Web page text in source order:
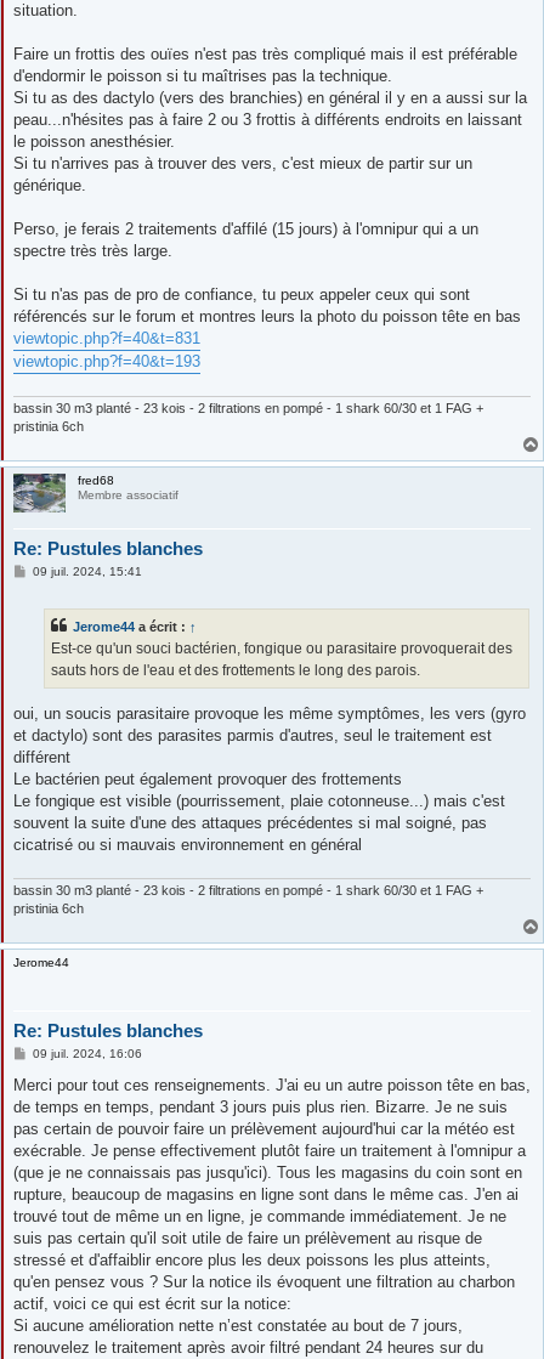
situation.
Faire un frottis des ouïes n'est pas très compliqué mais il est préférable
d'endormir le poisson si tu maîtrises pas la technique.
Si tu as des dactylo (vers des branchies) en général il y en a aussi sur la
peau...n'hésites pas à faire 2 ou 3 frottis à différents endroits en laissant
le poisson anesthésier.
Si tu n'arrives pas à trouver des vers, c'est mieux de partir sur un
générique.
Perso, je ferais 2 traitements d'affilé (15 jours) à l'omnipur qui a un
spectre très très large.
Si tu n'as pas de pro de confiance, tu peux appeler ceux qui sont
référencés sur le forum et montres leurs la photo du poisson tête en bas
viewtopic.php?f=40&t=831
viewtopic.php?f=40&t=193
bassin 30 m3 planté - 23 kois - 2 filtrations en pompé - 1 shark 60/30 et 1 FAG +
pristinia 6ch
fred68
Membre associatif
Re: Pustules blanches
M09 juil. 2024, 15:41
Jerome44 a écrit : ↑
Est-ce qu'un souci bactérien, fongique ou parasitaire provoquerait des
sauts hors de l'eau et des frottements le long des parois.
oui, un soucis parasitaire provoque les même symptômes, les vers (gyro
et dactylo) sont des parasites parmis d'autres, seul le traitement est
différent
Le bactérien peut également provoquer des frottements
Le fongique est visible (pourrissement, plaie cotonneuse...) mais c'est
souvent la suite d'une des attaques précédentes si mal soigné, pas
cicatrisé ou si mauvais environnement en général
bassin 30 m3 planté - 23 kois - 2 filtrations en pompé - 1 shark 60/30 et 1 FAG +
pristinia 6ch
Jerome44
Re: Pustules blanches
M
s
a
g
09 juil. 2024, 16:06
Merci pour tout ces renseignements. J'ai eu un autre poisson tête en bas,
de temps en temps, pendant 3 jours puis plus rien. Bizarre. Je ne suis
pas certain de pouvoir faire un prélèvement aujourd'hui car la météo est
exécrable. Je pense effectivement plutôt faire un traitement à l'omnipur a
(que je ne connaissais pas jusqu'ici). Tous les magasins du coin sont en
rupture, beaucoup de magasins en ligne sont dans le même cas. J'en ai
trouvé tout de même un en ligne, je commande immédiatement. Je ne
suis pas certain qu'il soit utile de faire un prélèvement au risque de
stressé et d'affaiblir encore plus les deux poissons les plus atteints,
qu'en pensez vous ? Sur la notice ils évoquent une filtration au charbon
actif, voici ce qui est écrit sur la notice:
Si aucune amélioration nette n’est constatée au bout de 7 jours,
renouvelez le traitement après avoir filtré pendant 24 heures sur du